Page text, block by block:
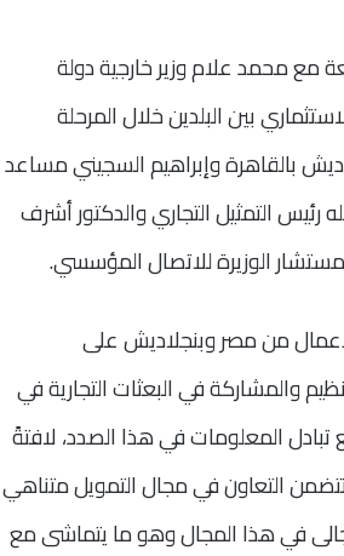
مع محمد علام وزير خارجية دولة
بين البلدين خلال المرحلة
بالقاهرة وإبراهيم السجيني مساعد
رئيس التمثيل التجاري والدكتور أشرف
الوزيرة للاتصال المؤسسي.
من مصر وبنجلاديش على
والمشاركة في البعثات التجارية في
المعلومات في هذا الصدد، لافتةً
تتضمن التعاون في مجال التمويل متناهي
في هذا المجال وهو ما يتماشى مع